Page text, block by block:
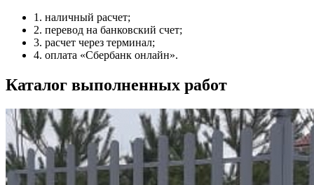
1. наличный расчет;
2. перевод на банковский счет;
3. расчет через терминал;
4. оплата «Сбербанк онлайн».
Каталог выполненных работ